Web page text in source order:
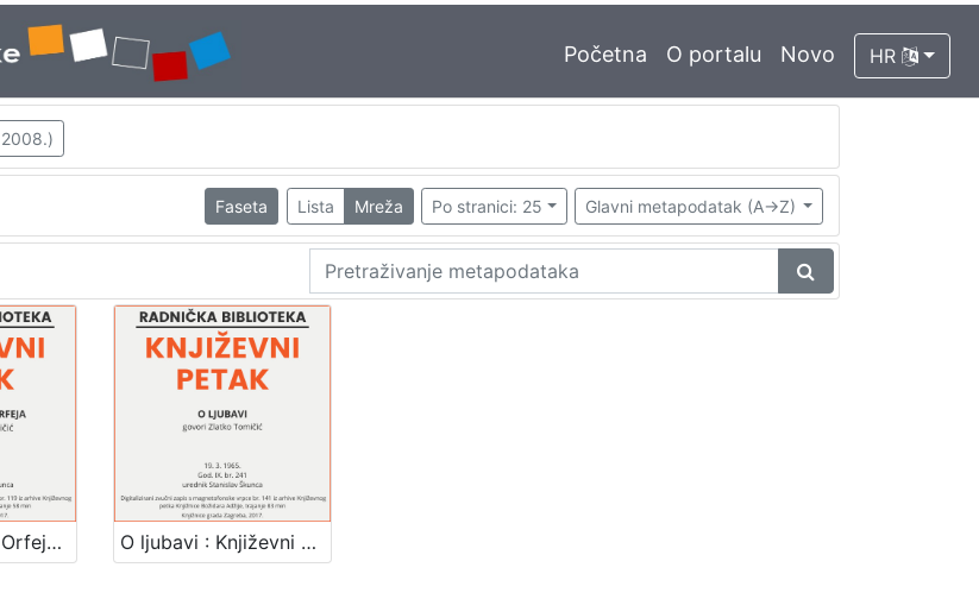
Početna O portalu Novo HR
Faseta Lista Mreža Po stranici: 25 Glavni metapodatak (A->Z)
Od Narcisa do Orfeja : Književni petak, 8. 12. 1961. / govori Zlatko Tomičić ; urednica Vera Mudri-Škunca O ljubavi : Književni petak, 19. 3. 1965. / govori Zlatko Tomičić ; urednik Stanislav Škunca